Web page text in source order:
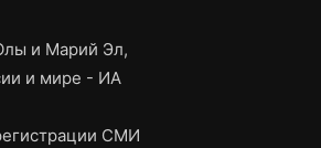
и Марий Эл,
и мире - ИА
СМИ